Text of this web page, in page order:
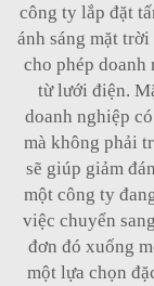
công ty lắp đặt
ánh sáng mặt
cho phép doanh
từ lưới điện.
doanh nghiệp
mà không phải
sẽ giúp giảm
một công ty
việc chuyển
đơn đó xuống
một lựa chọn